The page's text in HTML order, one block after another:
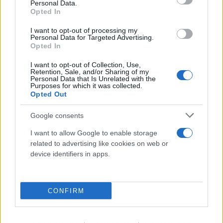
Personal Data.
Opted In
I want to opt-out of processing my
Personal Data for Targeted Advertising.
Opted In
I want to opt-out of Collection, Use,
Retention, Sale, and/or Sharing of my
Personal Data that Is Unrelated with the
Purposes for which it was collected.
Opted Out
Google consents
I want to allow Google to enable storage
related to advertising like cookies on web or
device identifiers in apps.
CONFIRM